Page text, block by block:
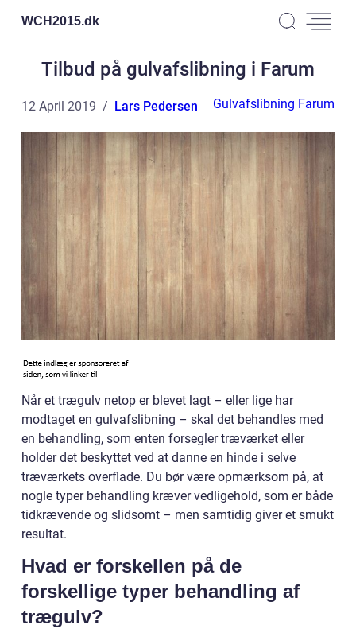
WCH2015.dk
Tilbud på gulvafslibning i Farum
12 April 2019 Lars Pedersen Gulvafslibning Farum
Når et trægulv netop er blevet lagt – eller lige har
modtaget en gulvafslibning – skal det behandles med
en behandling, som enten forsegler træværket eller
holder det beskyttet ved at danne en hinde i selve
træværkets overflade. Du bør være opmærksom på, at
nogle typer behandling kræver vedligehold, som er både
tidkrævende og slidsomt – men samtidig giver et smukt
resultat.
Hvad er forskellen på de
forskellige typer behandling af
trægulv?